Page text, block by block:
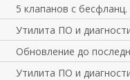
5 клапанов с
Утилита ПО и
Обновление до
Утилита ПО и